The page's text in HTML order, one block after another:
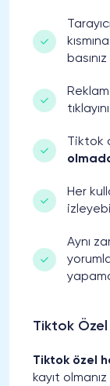
basınız
Tiktok
Her
Aynı
Tiktok Özel
Tiktok özel
kayıt